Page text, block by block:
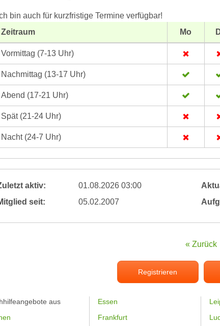
bin auch für kurzfristige Termine verfügbar!
Zeitraum
Mo
Vormittag (7-13 Uhr)
Nachmittag (13-17 Uhr)
Abend (17-21 Uhr)
Spät (21-24 Uhr)
Nacht (24-7 Uhr)
aktiv: 01.08.2026 03:00
seit:
05.02.2007
« Zurück
Registrieren
aus
Essen
Frankfurt